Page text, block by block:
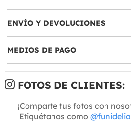
ENVÍO Y DEVOLUCIONES
MEDIOS DE PAGO
FOTOS DE CLIENTES:
¡Comparte tus fotos con
Etiquétanos como @funidelia